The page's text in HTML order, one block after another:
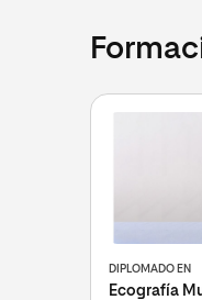
DIPLOMADO EN
Ecografía